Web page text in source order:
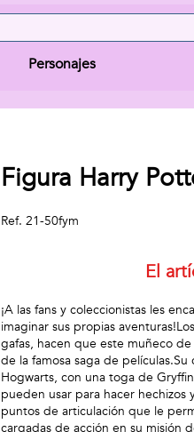
Personajes
Figura Harry
Ref. 21-50fym
El
¡A las fans y coleccionistas les
imaginar sus propias
gafas, hacen que este muñeco
de la famosa saga de
Hogwarts, con una toga de
pueden usar para hacer
puntos de articulación que le
cargadas de acción en su misión